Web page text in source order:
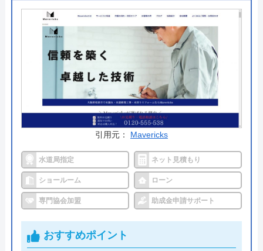
24時間365日年中無休で対応可能で、見積もりや出
張料も無料ですのでトイレリフォームを考えている
方は気軽に相談してみてはいかがでしょうか。
公式サイトで
料金詳細を見る
今すぐ電話で相談する
0120-091-026
受付時間： 24時間
イースマイル の基本情報
運営会社 株式会社イ―スマイル
代表者 島村禮孝
引用元： Mavericks
水道局指定 ネット見積もり
ショールーム ローン
専門協会加盟 助成金申請サポート
おすすめポイント